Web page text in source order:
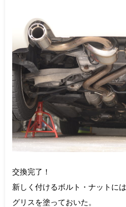
交換完了！
新しく付けるボルト・ナットに
グリスを塗っておいた。